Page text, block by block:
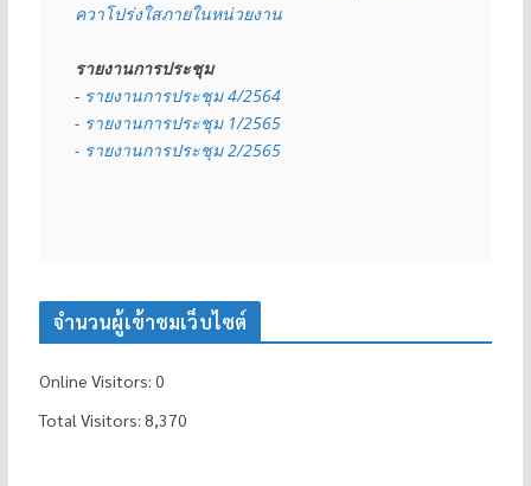
ควาโปร่งใสภายในหน่วยงาน
รายงานการประชุม
- รายงานการประชุม 4/2564
- รายงานการประชุม 1/2565
- รายงานการประชุม 2/2565
จำนวนผู้เข้าชมเว็บไซต์
Online Visitors: 0
Total Visitors: 8,370